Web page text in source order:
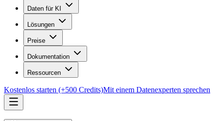
Daten für KI
Lösungen
Preise
Dokumentation
Ressourcen
Kostenlos starten (+500 Credits)Mit einem Datenexperten sprechen